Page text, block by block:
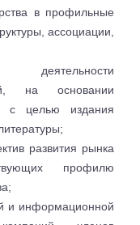
в профильные
ассоциации,
деятельности
на основании
с целью издания
развития рынка
профилю
и информационной